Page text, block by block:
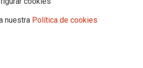
nuestra Política de cookies